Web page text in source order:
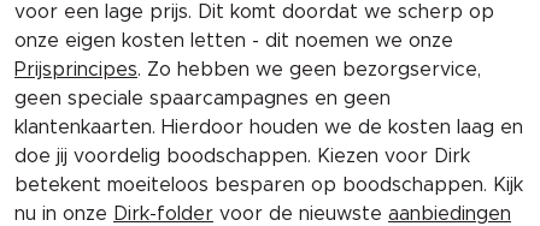
voor een lage prijs. Dit komt doordat we scherp op
onze eigen kosten letten - dit noemen we onze
Prijsprincipes. Zo hebben we geen bezorgservice,
geen speciale spaarcampagnes en geen
klantenkaarten. Hierdoor houden we de kosten laag en
doe jij voordelig boodschappen. Kiezen voor Dirk
betekent moeiteloos besparen op boodschappen. Kijk
nu in onze Dirk-folder voor de nieuwste aanbiedingen